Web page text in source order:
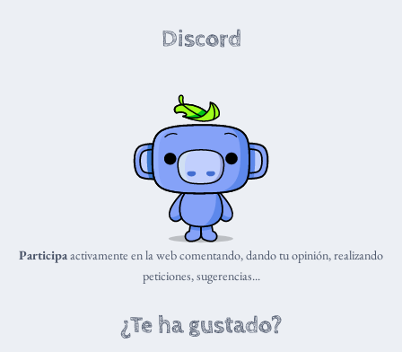
Discord
Participaactivamente en la web comentando, dando tu opinión, realizando
peticiones, sugerencias...
¿Te ha gustado?